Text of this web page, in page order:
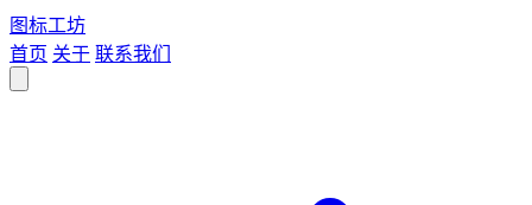
图标工坊
首页 关于 联系我们